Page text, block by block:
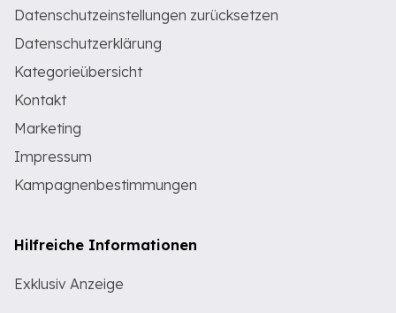
Datenschutzeinstellungen zurücksetzen
Datenschutzerklärung
Kategorieübersicht
Kontakt
Marketing
Impressum
Kampagnenbestimmungen
Hilfreiche Informationen
Exklusiv Anzeige